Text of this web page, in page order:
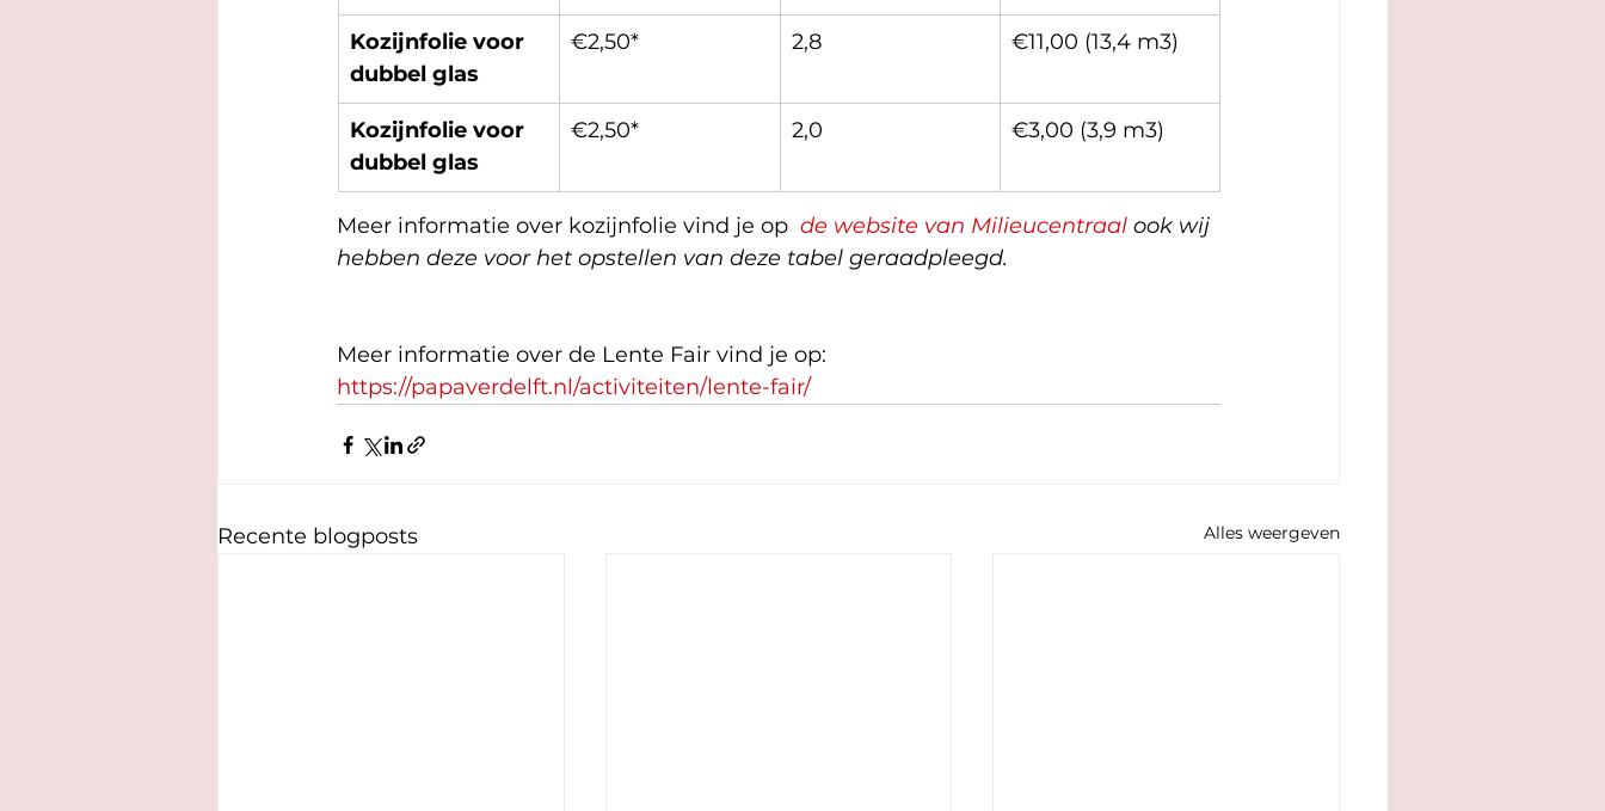
Kozijnfolie voor
dubbel glas
€2,50* 2,8 €11,00 (13,4 m3)
Kozijnfolie voor
dubbel glas
€2,50* 2,0 €3,00 (3,9 m3)
Meer informatie over kozijnfolie vind je op de website van Milieucentraal ook wij
hebben deze voor het opstellen van deze tabel geraadpleegd.
Meer informatie over de Lente Fair vind je op:
https://papaverdelft.nl/activiteiten/lente-fair/
Recente blogposts Alles weergeven